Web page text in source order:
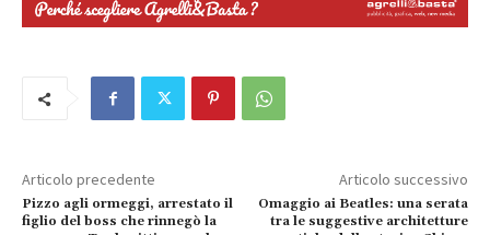
Articolo precedente
Pizzo agli ormeggi, arrestato il
figlio del boss che rinnegò la
Articolo successivo
Omaggio ai Beatles: una serata
tra le suggestive architetture